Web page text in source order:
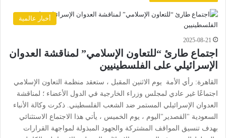
أخبار عالمية
2025-08-21
اجتماع طارئ “للتعاون الإسلامي” لمناقشة العدوان
الإسرائيلي على الفلسطينيين
القاهرة: رأي الأمة يوم الاثنين المقبل ، ستعقد منظمة التعاون الإسلامي
اجتماعًا غير عادي لمجلس وزراء الخارجية في الدول الأعضاء ؛ لمناقشة
العدوان الإسرائيلي المستمر ضد الشعب الفلسطيني. ذكرت وكالة الأنباء
السعودية "القصدير"اليوم ، يوم الخميس ، يأتي هذا الاجتماع الاستثنائي
بهدف تنسيق المواقف المشتركة والجهود المبذولة لمواجهة القرارات